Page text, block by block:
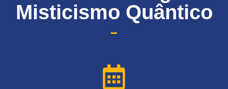
Misticismo Quântico